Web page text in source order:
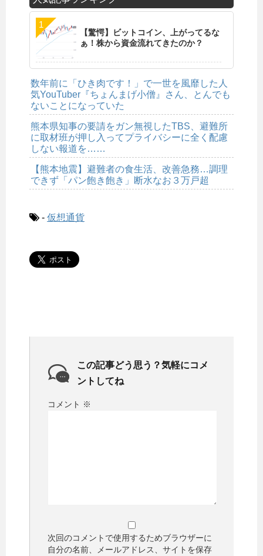
【驚愕】ビットコイン、上がってるな
ぁ！株から資金流れてきたのか？
数年前に「ひき肉です！」で一世を風靡した人
気YouTuber『ちょんまげ小僧』さん、とんでも
ないことになっていた
熊本県知事の要請をガン無視したTBS、避難所
に取材班が押し入ってプライバシーに全く配慮
しない報道を……
【熊本地震】避難者の食生活、改善急務…調理
できず「パン飽き飽き」断水なお３万戸超
- 仮想通貨
この記事どう思う？気軽にコメ
ントしてね
コメント ※
次回のコメントで使用するためブラウザーに
自分の名前、メールアドレス、サイトを保存